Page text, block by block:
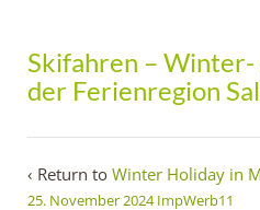
Skifahren –
der Ferienregion
‹ Return to Winter Holiday in
25. November 2024 ImpWerb11